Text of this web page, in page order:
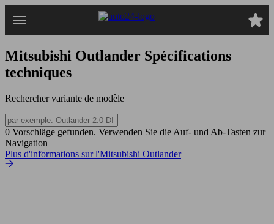
au
Mitsubishi Outlander Spécifications
techniques
Rechercher variante de modèle
0 Vorschläge gefunden. Verwenden Sie die Auf- und Ab-Tasten zur
Navigation
Plus d'informations sur l'Mitsubishi Outlander